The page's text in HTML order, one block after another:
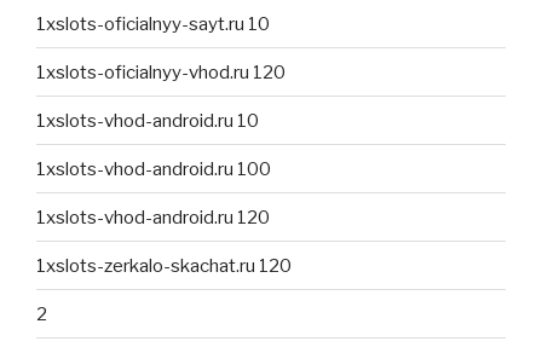
1xslots-oficialnyy-sayt.ru 10
1xslots-oficialnyy-vhod.ru 120
1xslots-vhod-android.ru 10
1xslots-vhod-android.ru 100
1xslots-vhod-android.ru 120
1xslots-zerkalo-skachat.ru 120
2